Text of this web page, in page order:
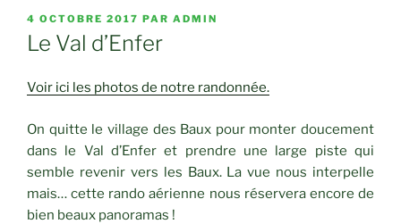
PUBLIÉ
LE
4 OCTOBRE 2017 PAR ADMIN
Le Val d’Enfer
Voir ici les photos de notre randonnée.
On quitte le village des Baux pour monter doucement
dans le Val d’Enfer et prendre une large piste qui
semble revenir vers les Baux. La vue nous interpelle
mais… cette rando aérienne nous réservera encore de
bien beaux panoramas !